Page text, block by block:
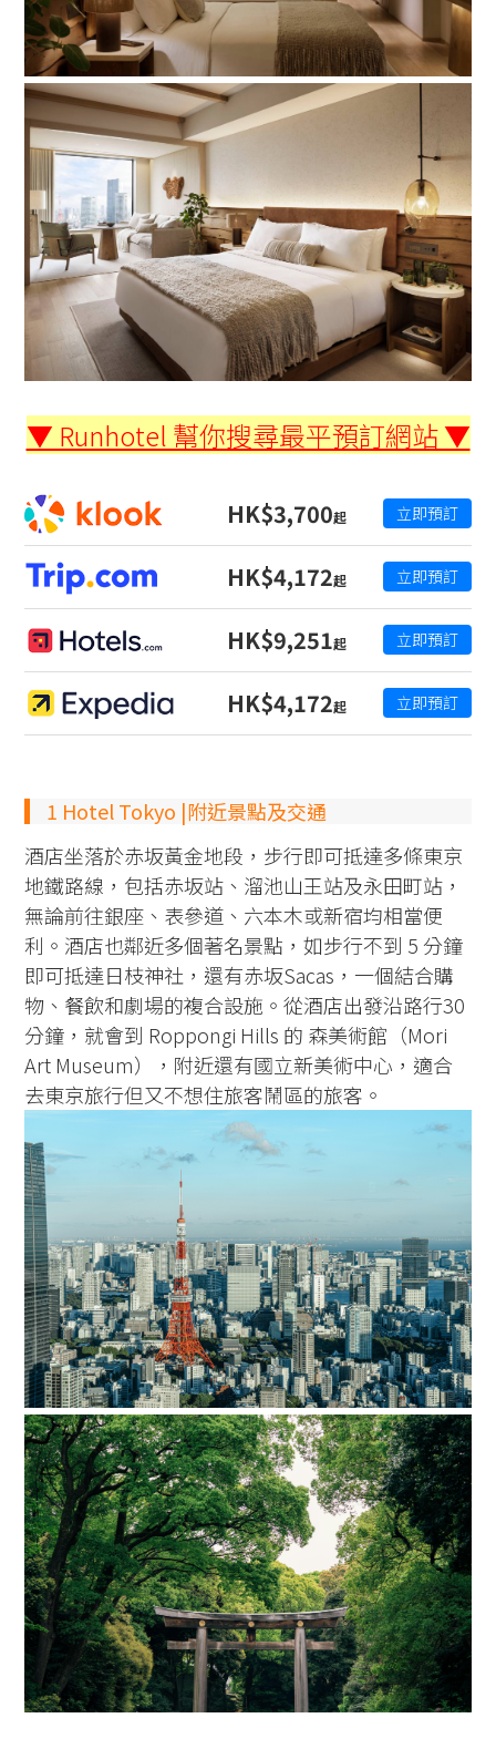
▼ Runhotel 幫你搜尋最平預訂網站 ▼
HK$3,700起 立即預訂
HK$4,172起 立即預訂
HK$9,251起 立即預訂
HK$4,172起 立即預訂
1 Hotel Tokyo |附近景點及交通
酒店坐落於赤坂黃金地段，步行即可抵達多條東京
地鐵路線，包括赤坂站、溜池山王站及永田町站，
無論前往銀座、表參道、六本木或新宿均相當便
利。酒店也鄰近多個著名景點，如步行不到 5 分鐘
即可抵達日枝神社，還有赤坂Sacas，一個結合購
物、餐飲和劇場的複合設施。從酒店出發沿路行30
分鐘，就會到 Roppongi Hills 的 森美術館（Mori
Art Museum），附近還有國立新美術中心，適合
去東京旅行但又不想住旅客鬧區的旅客。